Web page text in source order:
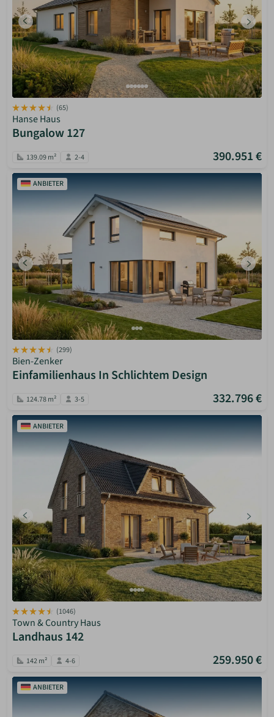
(65)
Hanse Haus
Bungalow 127
139.09 m² 2-4 390.951 €
ANBIETER
(299)
Bien-Zenker
Einfamilienhaus In Schlichtem Design
124.78 m² 3-5 332.796 €
ANBIETER
(1046)
Town & Country Haus
Landhaus 142
142 m² 4-6 259.950 €
ANBIETER